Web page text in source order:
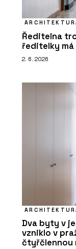
Ředitelna
ředitelky
2. 6. 2026
Dva byty v
vzniklo v
čtyřčlennou